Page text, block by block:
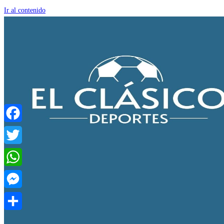
Ir al contenido
Facebook
Twitter
WhatsApp
Messenger